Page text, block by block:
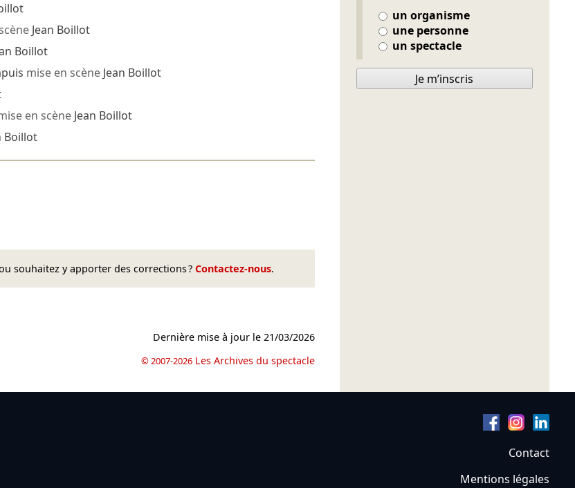
Jean Boillot
Boillot
mise en scène Jean Boillot
en scène Jean Boillot
Boillot
souhaitez y apporter des corrections ? Contactez-nous.
Dernière mise à jour le21/03/2026
© 2007-2026 Les Archives du spectacle
un organisme
une personne
un spectacle
Je m’inscris
Contact
Mentions légales